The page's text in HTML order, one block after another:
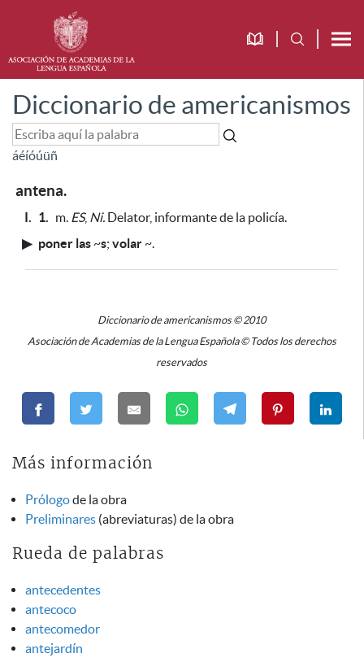
Diccionario de americanismos
áéíóúüñ
antena.
I. 1. m. ES, Ni. Delator, informante de la policía.
▶ poner las ~s; volar ~.
Diccionario de americanismos © 2010
Asociación de Academias de la Lengua Española © Todos los derechos
reservados
Más información
Prólogode la obra
Preliminares (abreviaturas) de la obra
Rueda de palabras
antecedentes
antecoco
antecomedor
antejardín